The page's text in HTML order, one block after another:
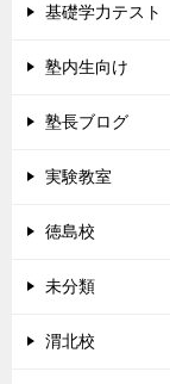
基礎学力テスト
塾内生向け
塾長ブログ
実験教室
徳島校
未分類
渭北校